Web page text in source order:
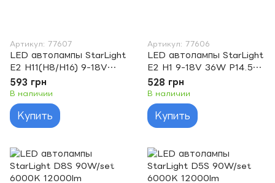
Артикул: 77607
LED автолампы StarLight
E2 H11(H8/H16) 9-18V
36W chip 3570 6500K
593 грн
В наличии
Купить
Артикул: 77606
LED автолампы StarLight
E2 H1 9-18V 36W P14.5s
chip 3570 6500K
528 грн
В наличии
Купить